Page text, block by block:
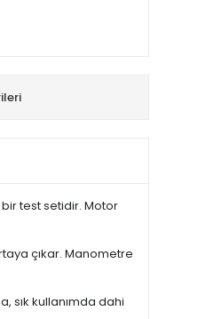
test setidir. Motor
çıkar. Manometre
sık kullanımda dahi